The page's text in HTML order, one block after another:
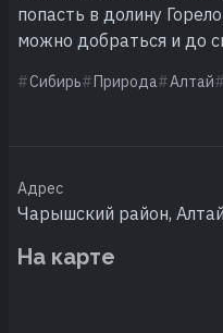
попасть в долину
можно добраться и до
Сибирь Природа Алтай
Адрес
Чарышский район,
На карте